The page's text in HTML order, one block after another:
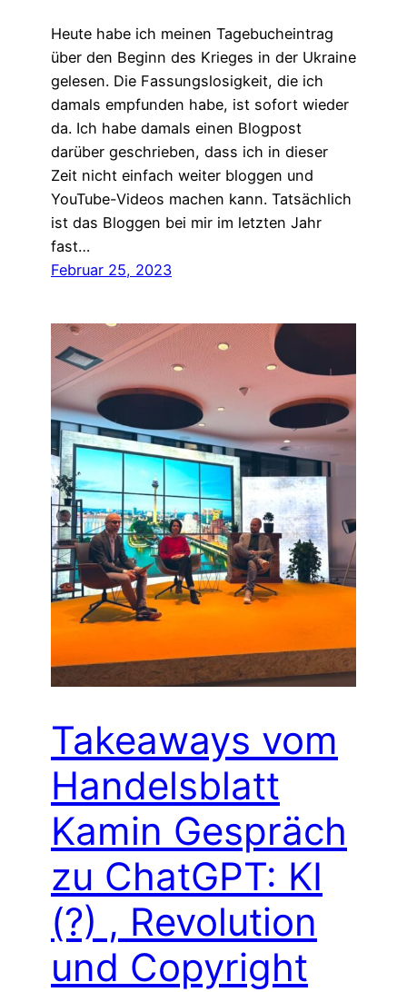
Heute habe ich meinen Tagebucheintrag
über den Beginn des Krieges in der Ukraine
gelesen. Die Fassungslosigkeit, die ich
damals empfunden habe, ist sofort wieder
da. Ich habe damals einen Blogpost
darüber geschrieben, dass ich in dieser
Zeit nicht einfach weiter bloggen und
YouTube-Videos machen kann. Tatsächlich
ist das Bloggen bei mir im letzten Jahr
fast…
Februar 25, 2023
Takeaways vom
Handelsblatt
Kamin Gespräch
zu ChatGPT: KI
(?) , Revolution
und Copyright